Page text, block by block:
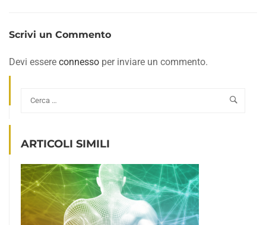
Scrivi un Commento
Devi essere connesso per inviare un commento.
ARTICOLI SIMILI